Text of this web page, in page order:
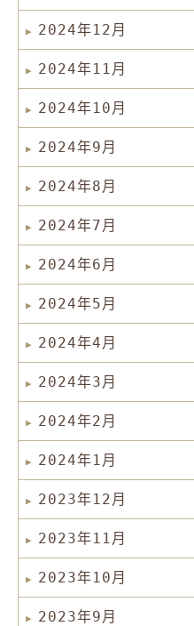
2024年12月
2024年11月
2024年10月
2024年9月
2024年8月
2024年7月
2024年6月
2024年5月
2024年4月
2024年3月
2024年2月
2024年1月
2023年12月
2023年11月
2023年10月
2023年9月